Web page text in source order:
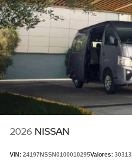
2026 NISSAN
VIN: 24197NSSN0100010295Valores: 30313